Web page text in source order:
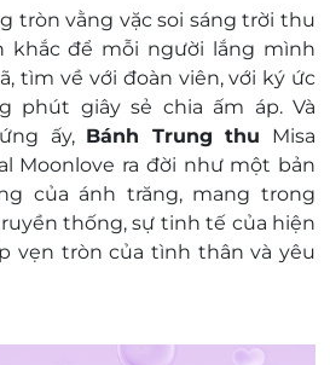
TY TNHH DỊCH VỤ QUÀ
- 17h00
2 - Thứ 6
áp dụng: Sử dụng 01
Không giới hạn số lượng
hàng nhận voucher liên hệ
hộp quà bánh trung thu
GIVISTA
tròn vằng vặc soi sáng trời thu
khắc để mỗi người lắng mình
tìm về với đoàn viên, với ký ức
phút giây sẻ chia ấm áp. Và
ấy, Bánh Trung thu
Misa
Moonlove ra đời như một bản
của ánh trăng, mang trong
thống,sự tinh tế của hiện
vẹn tròn của tình thân và yêu